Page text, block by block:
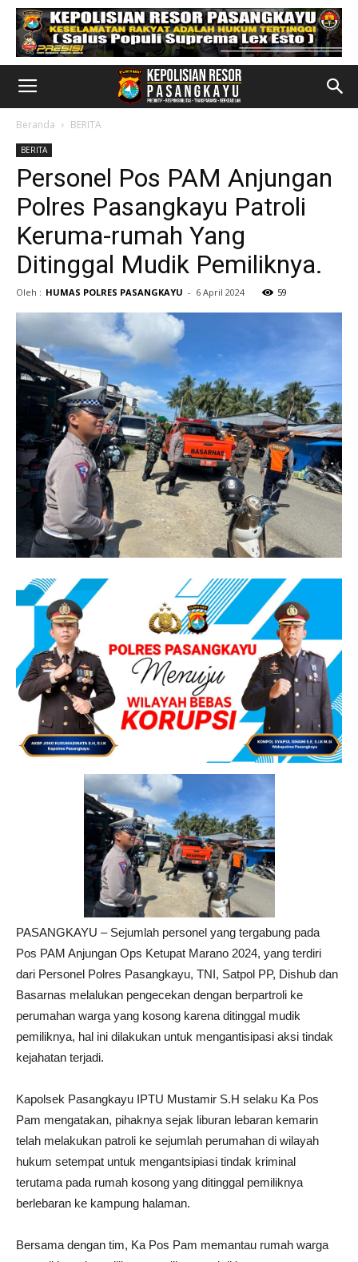
Beranda BERITA
BERITA
Personel Pos PAM Anjungan
Polres Pasangkayu Patroli
Keruma-rumah Yang
Ditinggal Mudik Pemiliknya.
Oleh : HUMAS POLRES PASANGKAYU - 6 April 2024 59
PASANGKAYU – Sejumlah personel yang tergabung pada
Pos PAM Anjungan Ops Ketupat Marano 2024, yang terdiri
dari Personel Polres Pasangkayu, TNI, Satpol PP, Dishub dan
Basarnas melalukan pengecekan dengan berpartroli ke
perumahan warga yang kosong karena ditinggal mudik
pemiliknya, hal ini dilakukan untuk mengantisipasi aksi tindak
kejahatan terjadi.
Kapolsek Pasangkayu IPTU Mustamir S.H selaku Ka Pos
Pam mengatakan, pihaknya sejak liburan lebaran kemarin
telah melakukan patroli ke sejumlah perumahan di wilayah
hukum setempat untuk mengantsipiasi tindak kriminal
terutama pada rumah kosong yang ditinggal pemiliknya
berlebaran ke kampung halaman.
Bersama dengan tim, Ka Pos Pam memantau rumah warga